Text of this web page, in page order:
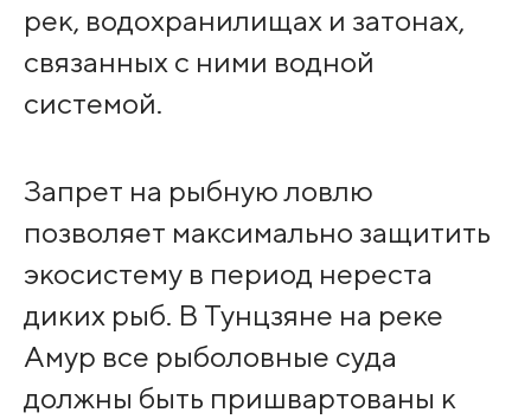
рек, водохранилищах и затонах,
связанных с ними водной
системой.
Запрет на рыбную ловлю
позволяет максимально защитить
экосистему в период нереста
диких рыб. В Тунцзяне на реке
Амур все рыболовные суда
должны быть пришвартованы к